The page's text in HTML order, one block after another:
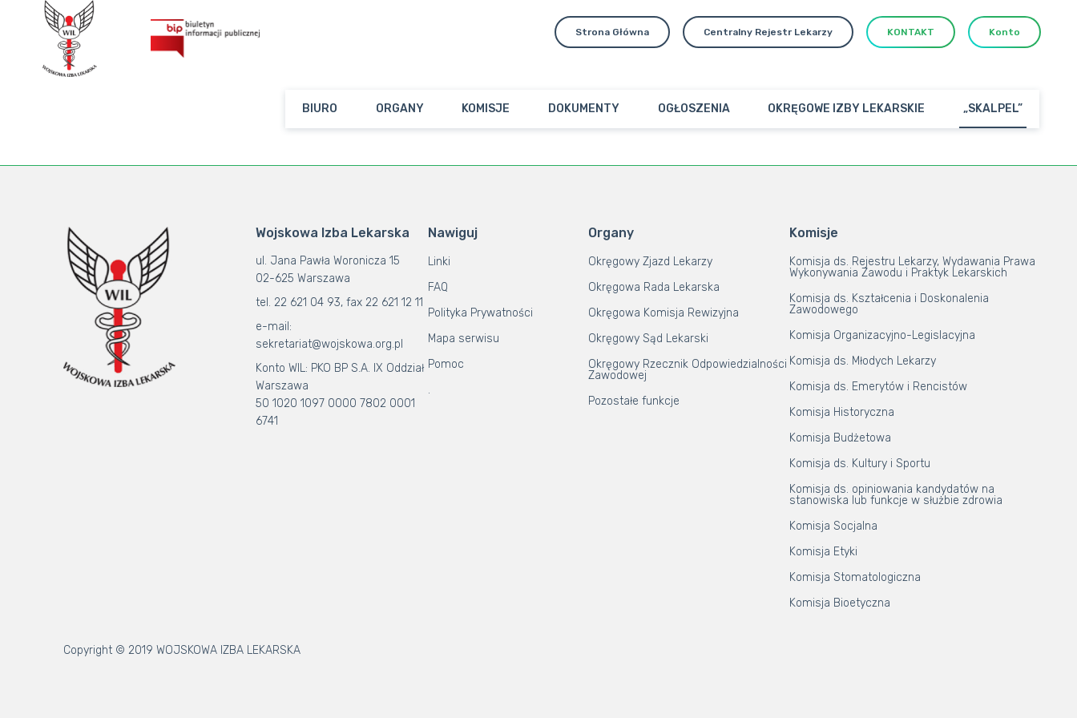
Strona Główna Centralny Rejestr Lekarzy KONTAKT Konto
BIURO ORGANY KOMISJE DOKUMENTY OGŁOSZENIA OKRĘGOWE IZBY LEKARSKIE „SKALPEL”
Wojskowa Izba Lekarska
ul. Jana Pawła Woronicza 15
02-625 Warszawa
tel. 22 621 04 93, fax 22 621 12 11
e-mail:
sekretariat@wojskowa.org.pl
Konto WIL: PKO BP S.A. IX Oddział
Warszawa
50 1020 1097 0000 7802 0001
6741
Nawiguj
Linki
FAQ
Polityka Prywatności
Mapa serwisu
Pomoc
.
Organy
Okręgowy Zjazd Lekarzy
Okręgowa Rada Lekarska
Okręgowa Komisja Rewizyjna
Okręgowy Sąd Lekarski
Okręgowy Rzecznik Odpowiedzialności
Zawodowej
Pozostałe funkcje
Komisje
Komisja ds. Rejestru Lekarzy, Wydawania Prawa
Wykonywania Zawodu i Praktyk Lekarskich
Komisja ds. Kształcenia i Doskonalenia
Zawodowego
Komisja Organizacyjno-Legislacyjna
Komisja ds. Młodych Lekarzy
Komisja ds. Emerytów i Rencistów
Komisja Historyczna
Komisja Budżetowa
Komisja ds. Kultury i Sportu
Komisja ds. opiniowania kandydatów na
stanowiska lub funkcje w służbie zdrowia
Komisja Socjalna
Komisja Etyki
Komisja Stomatologiczna
Komisja Bioetyczna
Copyright © 2019 WOJSKOWA IZBA LEKARSKA